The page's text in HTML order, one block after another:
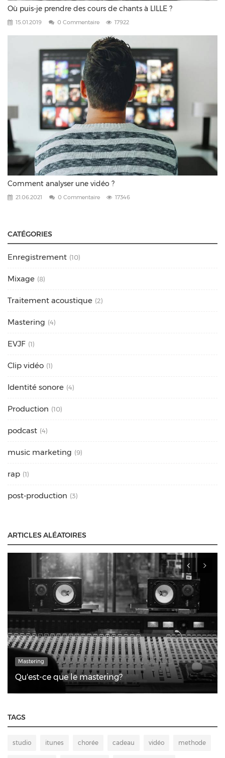
Où puis-je prendre des cours de chants à LILLE ?
15.01.2019 0 Commentaire 17922
Comment analyser une vidéo ?
21.06.2021 0 Commentaire 17346
CATÉGORIES
Enregistrement (10)
Mixage (8)
Traitement acoustique (2)
Mastering (4)
EVJF (1)
Clip vidéo (1)
Identité sonore (4)
Production (10)
podcast (4)
music marketing (9)
rap (1)
post-production (3)
ARTICLES ALÉATOIRES
Mastering
Qu'est-ce que le mastering?
TAGS
studio itunes chorée cadeau vidéo methode